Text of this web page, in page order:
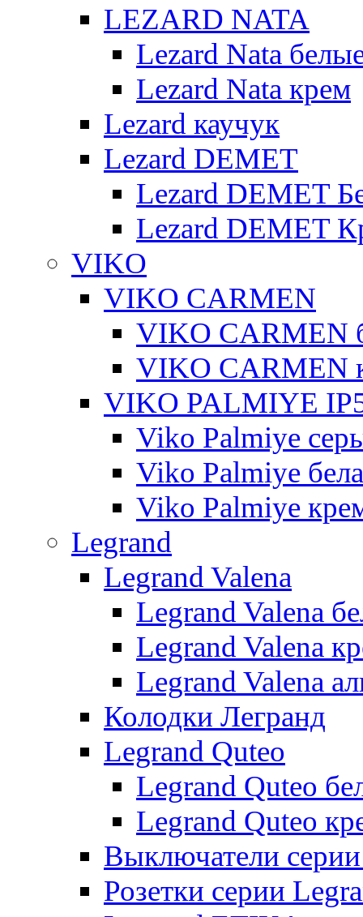
LEZARD NATA
Lezard Nata
Lezard Nata крем
Lezard каучук
Lezard DEMET
Lezard DEMET
Lezard DEMET
VIKO
VIKO CARMEN
VIKO CARMEN
VIKO CARMEN
VIKO PALMIYE
Viko Palmiye
Viko Palmiye
Viko Palmiye
Legrand
Legrand Valena
Legrand Valena
Legrand Valena
Legrand Valena
Колодки Легранд
Legrand Quteo
Legrand Quteo
Legrand Quteo
Выключатели
Розетки серии